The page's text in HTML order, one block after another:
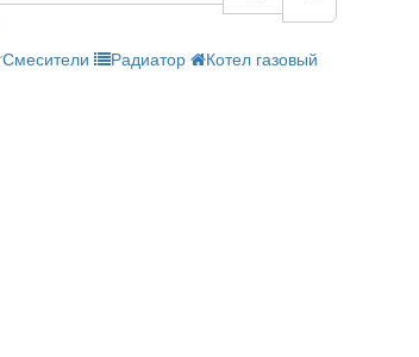
Смесители Радиатор Котел газовый